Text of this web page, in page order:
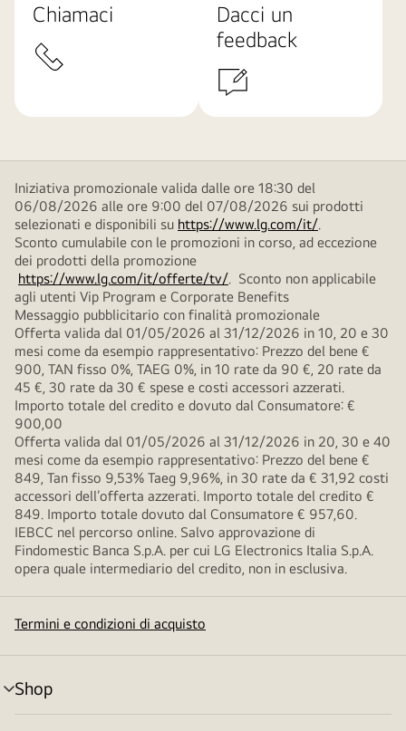
Chiamaci
Dacci un
feedback
Iniziativa promozionale valida dalle ore 18:30 del
06/08/2026 alle ore 9:00 del 07/08/2026 sui prodotti
selezionati e disponibili su https://www.lg.com/it/.
Sconto cumulabile con le promozioni in corso, ad eccezione
dei prodotti della promozione
https://www.lg.com/it/offerte/tv/. Sconto non applicabile
agli utenti Vip Program e Corporate Benefits
Messaggio pubblicitario con finalità promozionale
Offerta valida dal 01/05/2026 al 31/12/2026 in 10, 20 e 30
mesi come da esempio rappresentativo: Prezzo del bene €
900, TAN fisso 0%, TAEG 0%, in 10 rate da 90 €, 20 rate da
45 €, 30 rate da 30 € spese e costi accessori azzerati.
Importo totale del credito e dovuto dal Consumatore: €
900,00
Offerta valida dal 01/05/2026 al 31/12/2026 in 20, 30 e 40
mesi come da esempio rappresentativo: Prezzo del bene €
849, Tan fisso 9,53% Taeg 9,96%, in 30 rate da € 31,92 costi
accessori dell’offerta azzerati. Importo totale del credito €
849. Importo totale dovuto dal Consumatore € 957,60.
IEBCC nel percorso online. Salvo approvazione di
Findomestic Banca S.p.A. per cui LG Electronics Italia S.p.A.
opera quale intermediario del credito, non in esclusiva.
Termini e condizioni di acquisto
Shop
Attivazione
menu